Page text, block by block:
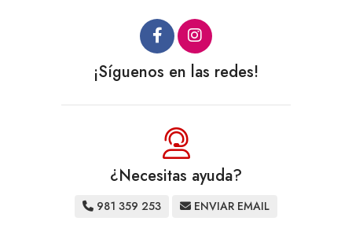
¡Síguenos en las redes!
¿Necesitas ayuda?
981 359 253 ENVIAR EMAIL